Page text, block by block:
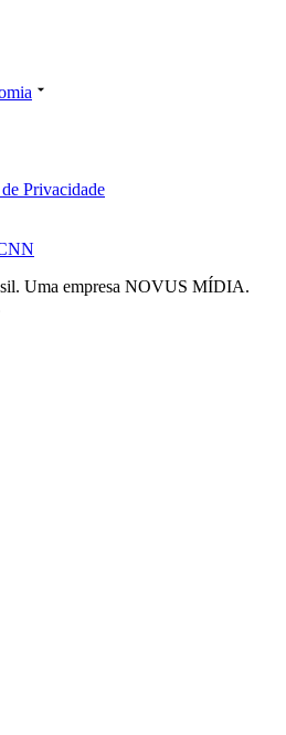
Privacidade
Uma empresa NOVUS MÍDIA.